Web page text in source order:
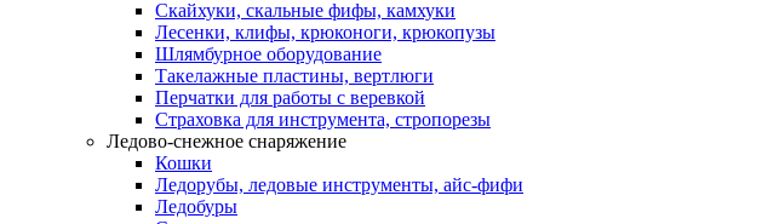
Скайхуки, скальные фифы, камхуки
Лесенки, клифы, крюконоги, крюкопузы
Шлямбурное оборудование
Такелажные пластины, вертлюги
Перчатки для работы с веревкой
Страховка для инструмента, стропорезы
Ледово-снежное снаряжение
Кошки
Ледорубы, ледовые инструменты, айс-фифи
Ледобуры